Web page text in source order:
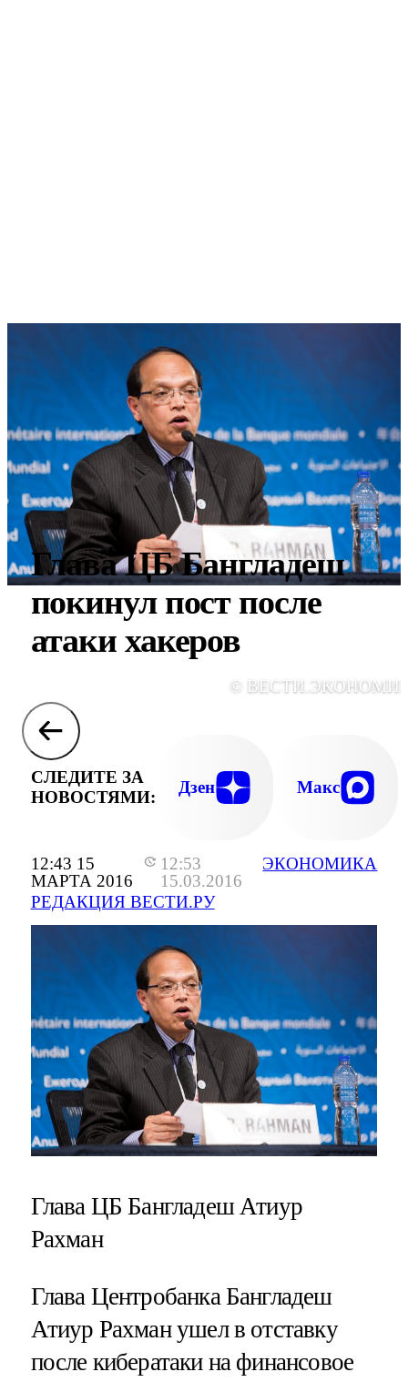
12:43 15
МАРТА 2016
12:53
15.03.2016
РЕДАКЦИЯ ВЕСТИ.РУ
ЭКОНОМИКА
Глава ЦБ Бангладеш
покинул пост после
атаки хакеров
©
СЛЕДИТЕ ЗА
НОВОСТЯМИ:
Дзен Макс
Глава ЦБ Бангладеш Атиур
Рахман
Глава Центробанка Бангладеш
Атиур Рахман ушел в отставку
после кибератаки на финансовое